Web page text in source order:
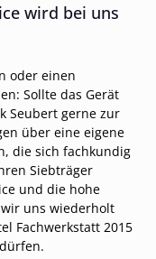
wird bei uns
oder einen
Sollte das Gerät
Seubert gerne zur
über eine eigene
die sich fachkundig
Siebträger
und die hohe
uns wiederholt
Fachwerkstatt 2015